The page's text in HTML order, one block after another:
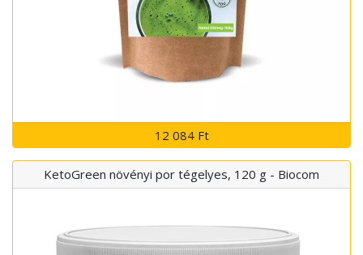
12 084 Ft
KetoGreen növényi por tégelyes, 120 g - Biocom